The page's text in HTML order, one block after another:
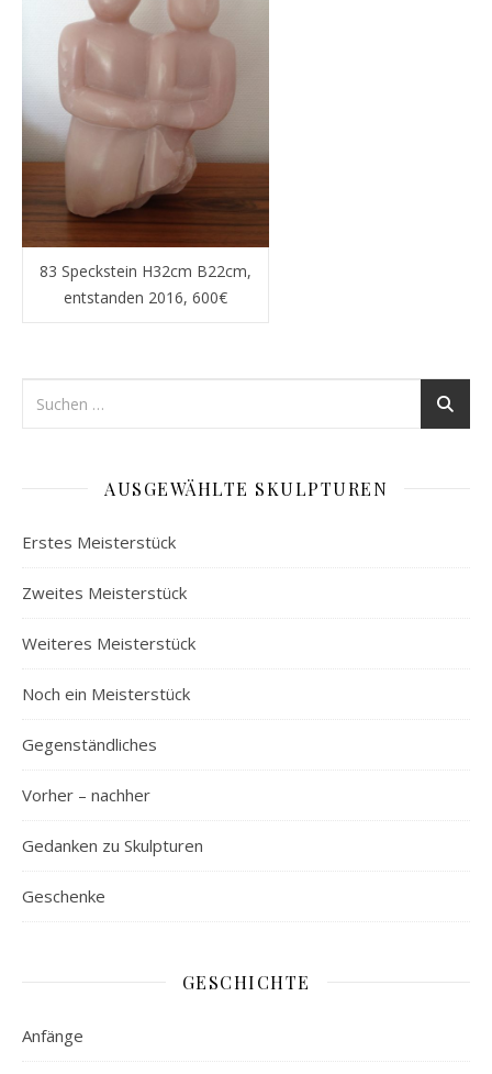
83 Speckstein H32cm B22cm,
entstanden 2016, 600€
AUSGEWÄHLTE SKULPTUREN
Erstes Meisterstück
Zweites Meisterstück
Weiteres Meisterstück
Noch ein Meisterstück
Gegenständliches
Vorher – nachher
Gedanken zu Skulpturen
Geschenke
GESCHICHTE
Anfänge